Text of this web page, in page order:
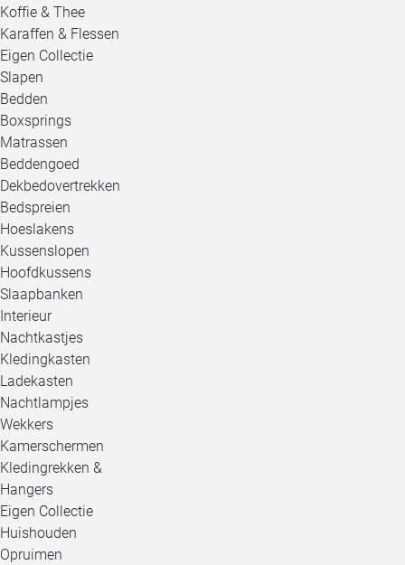
Koffie & Thee
Karaffen & Flessen
Eigen Collectie
Slapen
Bedden
Boxsprings
Matrassen
Beddengoed
Dekbedovertrekken
Bedspreien
Hoeslakens
Kussenslopen
Hoofdkussens
Slaapbanken
Interieur
Nachtkastjes
Kledingkasten
Ladekasten
Nachtlampjes
Wekkers
Kamerschermen
Kledingrekken &
Hangers
Eigen Collectie
Huishouden
Opruimen